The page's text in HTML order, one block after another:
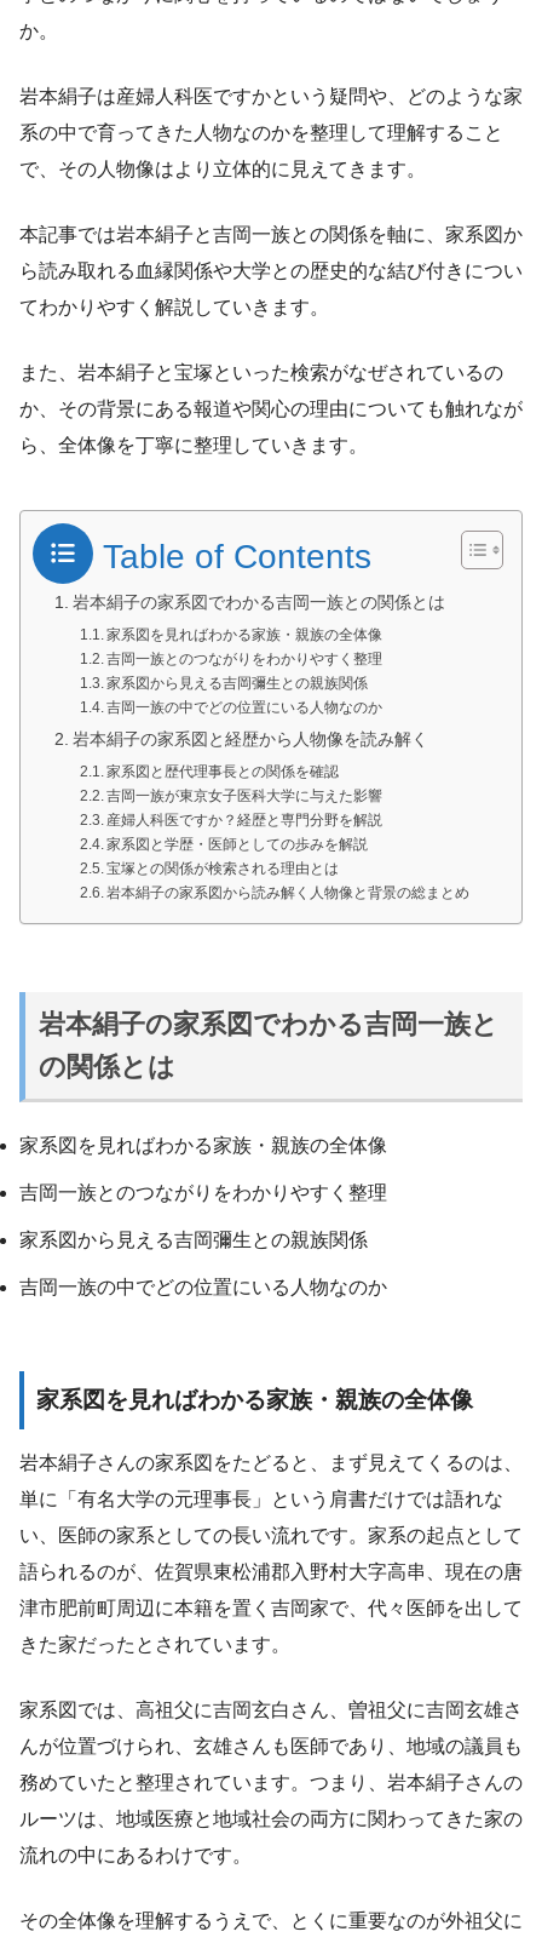
か。
岩本絹子は産婦人科医ですかという疑問や、どのような家
系の中で育ってきた人物なのかを整理して理解すること
で、その人物像はより立体的に見えてきます。
本記事では岩本絹子と吉岡一族との関係を軸に、家系図か
ら読み取れる血縁関係や大学との歴史的な結び付きについ
てわかりやすく解説していきます。
また、岩本絹子と宝塚といった検索がなぜされているの
か、その背景にある報道や関心の理由についても触れなが
ら、全体像を丁寧に整理していきます。
Table of Contents
岩本絹子の家系図でわかる吉岡一族との関係とは
家系図を見ればわかる家族・親族の全体像
吉岡一族とのつながりをわかりやすく整理
家系図から見える吉岡彌生との親族関係
吉岡一族の中でどの位置にいる人物なのか
岩本絹子の家系図と経歴から人物像を読み解く
家系図と歴代理事長との関係を確認
吉岡一族が東京女子医科大学に与えた影響
産婦人科医ですか？経歴と専門分野を解説
家系図と学歴・医師としての歩みを解説
宝塚との関係が検索される理由とは
岩本絹子の家系図から読み解く人物像と背景の総まとめ
岩本絹子の家系図でわかる吉岡一族と
の関係とは
家系図を見ればわかる家族・親族の全体像
吉岡一族とのつながりをわかりやすく整理
家系図から見える吉岡彌生との親族関係
吉岡一族の中でどの位置にいる人物なのか
家系図を見ればわかる家族・親族の全体像
岩本絹子さんの家系図をたどると、まず見えてくるのは、
単に「有名大学の元理事長」という肩書だけでは語れな
い、医師の家系としての長い流れです。家系の起点として
語られるのが、佐賀県東松浦郡入野村大字高串、現在の唐
津市肥前町周辺に本籍を置く吉岡家で、代々医師を出して
きた家だったとされています。
家系図では、高祖父に吉岡玄白さん、曽祖父に吉岡玄雄さ
んが位置づけられ、玄雄さんも医師であり、地域の議員も
務めていたと整理されています。つまり、岩本絹子さんの
ルーツは、地域医療と地域社会の両方に関わってきた家の
流れの中にあるわけです。
その全体像を理解するうえで、とくに重要なのが外祖父に